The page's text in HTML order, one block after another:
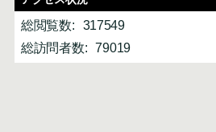
総閲覧数:
317549
総訪問者数:
79019